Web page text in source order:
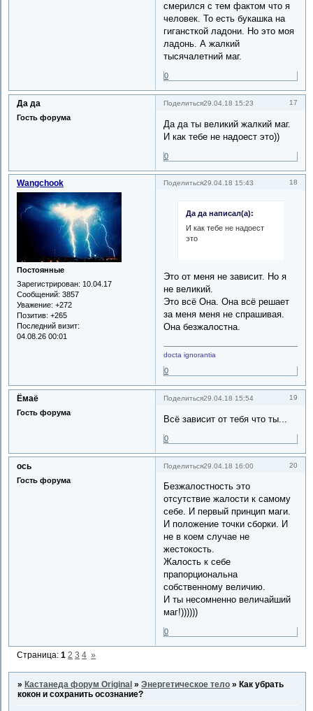
смерился с тем фактом что я
человек. То есть букашка на
гигансткой ладони. Но это моя
ладонь. А жалкий
тысячалетний маг.
0
Поделиться 17
29.04.18 15:23
Да да
Гость форума
Да да ты великий жалкий маг.
И как тебе не надоест это))
0
Поделиться 18
29.04.18 15:43
Wangchook
Постоянные
Зарегистрирован: 10.04.17
Сообщений: 3857
Уважение: +272
Позитив: +265
Последний визит:
04.08.26 00:01
Да да написал(а):
И как тебе не надоест
это
Это от меня не зависит. Но я
не великий.
Это всё Она. Она всё решает
за меня меня не спрашивая.
Она безжалостна.
docta ignorantia
0
Поделиться 19
29.04.18 15:54
Ёмаё
Гость форума
Всё зависит от тебя что ты...
0
Поделиться 20
29.04.18 16:00
ось
Гость форума
Безжалостность это
отсутствие жалости к самому
себе. И первый принцип маги.
И положение точки сборки. И
не в коем случае не
жестокость.
Жалость к себе
прапорциональна
собственному величию.
И ты несомненно величайший
маг!))))))
0
Страница:1 2 3 4 »
»Кастанеда форум Original »Энергетическое тело »Как убрать
кокон и сохранить осознание?